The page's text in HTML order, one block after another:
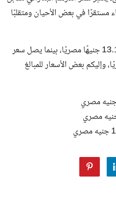
مستقرًا في بعض الأحيان ومتقلبًا
حاليًا، يبلغ سعر الشراء حوالي 13.18 جنيهًا مصريًا، بينما يصل سعر
جنيهًا مصريًا، وإليكم بعض الأسعار للمبالغ